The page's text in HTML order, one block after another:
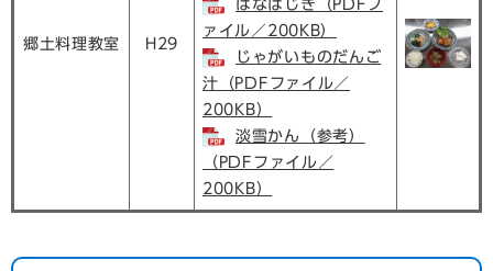
郷土料理教室 H29
はなはじき（PDFフ
ァイル／200KB）
じゃがいものだんご
汁（PDFファイル／
200KB）
淡雪かん（参考）
（PDFファイル／
200KB）